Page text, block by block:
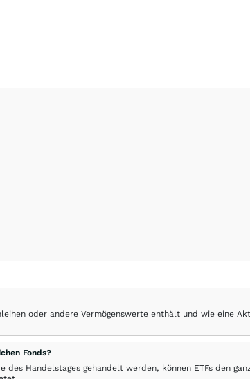
oder andere Vermögenswerte enthält und wie eine
Fonds?
des Handelstages gehandelt werden, können ETFs den